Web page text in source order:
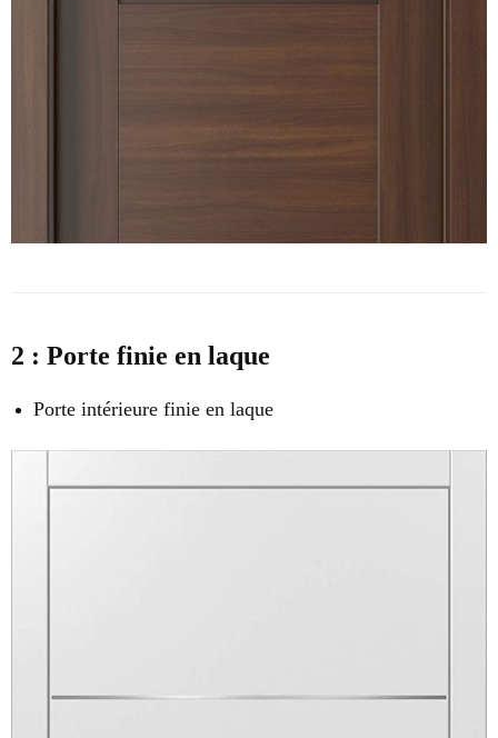
2 : Porte finie en laque
Porte intérieure finie en laque